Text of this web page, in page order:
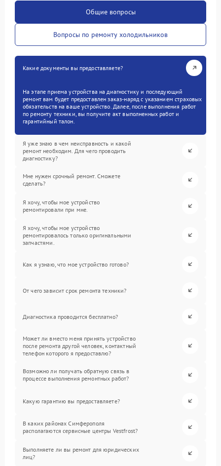
Общие вопросы
Вопросы по ремонту холодильников
Какие документы вы предоставляете?
На этапе приема устройства на диагностику и последующий
ремонт вам будет предоставлен заказ-наряд с указанием страховых
обязательств на ваше устройство. Далее, после выполнения работ
по ремонту техники, вы получите акт выполненных работ и
гарантийный талон.
Я уже знаю в чем неисправность и какой
ремонт необходим. Для чего проводить
диагностику?
Мне нужен срочный ремонт. Сможете
сделать?
Я хочу, чтобы мое устройство
ремонтировали при мне.
Я хочу, чтобы мое устройство
ремонтировалось только оригинальными
запчастями.
Как я узнаю, что мое устройство готово?
От чего зависит срок ремонта техники?
Диагностика проводится бесплатно?
Может ли вместо меня принять устройство
после ремонта другой человек, контактный
телефон которого я предоставлю?
Возможно ли получать обратную связь в
процессе выполнения ремонтных работ?
Какую гарантию вы предоставляете?
В каких районах Симферополя
располагаются сервисные центры Vestfrost?
Выполняете ли вы ремонт для юридических
лиц?